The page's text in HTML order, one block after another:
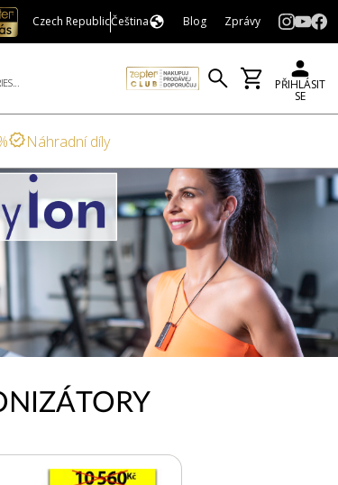
Czech RepublicČeština Blog Zprávy
PŘIHLÁSIT
SE
Náhradní díly